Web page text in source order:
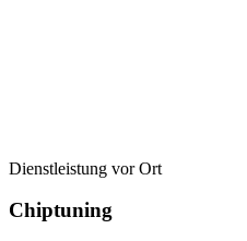
Dienstleistung vor Ort
Chiptuning